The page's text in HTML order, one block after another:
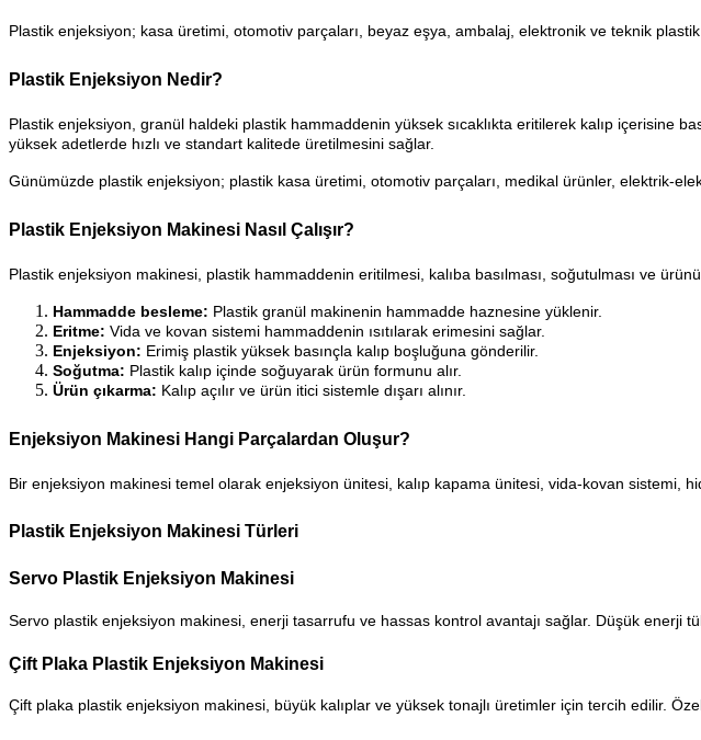
Plastik enjeksiyon; kasa üretimi, otomotiv parçaları, beyaz eşya, ambalaj, elektronik ve teknik
Plastik Enjeksiyon Nedir?
Plastik enjeksiyon, granül haldeki plastik hammaddenin yüksek sıcaklıkta eritilerek kalıp içerisine
yüksek adetlerde hızlı ve standart kalitede üretilmesini sağlar.
Günümüzde plastik enjeksiyon; plastik kasa üretimi, otomotiv parçaları, medikal ürünler, elektrik-
Plastik Enjeksiyon Makinesi Nasıl Çalışır?
Plastik enjeksiyon makinesi, plastik hammaddenin eritilmesi, kalıba basılması, soğutulması ve
Hammadde besleme: Plastik granül makinenin hammadde haznesine yüklenir.
Eritme: Vida ve kovan sistemi hammaddenin ısıtılarak erimesini sağlar.
Enjeksiyon: Erimiş plastik yüksek basınçla kalıp boşluğuna gönderilir.
Soğutma: Plastik kalıp içinde soğuyarak ürün formunu alır.
Ürün çıkarma: Kalıp açılır ve ürün itici sistemle dışarı alınır.
Enjeksiyon Makinesi Hangi Parçalardan Oluşur?
Bir enjeksiyon makinesi temel olarak enjeksiyon ünitesi, kalıp kapama ünitesi, vida-kovan sistemi,
Plastik Enjeksiyon Makinesi Türleri
Servo Plastik Enjeksiyon Makinesi
Servo plastik enjeksiyon makinesi, enerji tasarrufu ve hassas kontrol avantajı sağlar. Düşük enerji
Çift Plaka Plastik Enjeksiyon Makinesi
Çift plaka plastik enjeksiyon makinesi, büyük kalıplar ve yüksek tonajlı üretimler için tercih edilir.